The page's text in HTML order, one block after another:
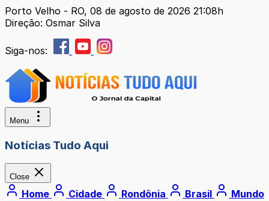
Porto Velho - RO, 08 de agosto de 2026 21:08h
Direção: Osmar Silva
Siga-nos:
Menu
Notícias Tudo Aqui
Close
Home Cidade Rondônia Brasil
Mundo